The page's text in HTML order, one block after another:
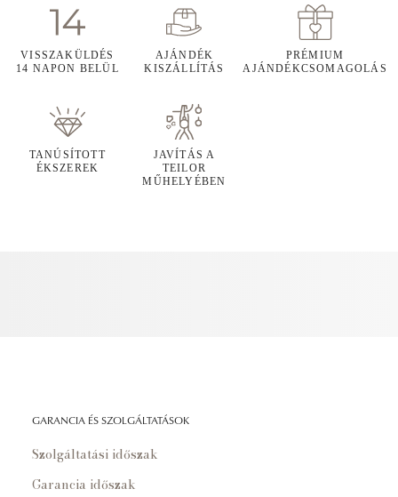
VISSZAKÜLDÉS
14 NAPON BELÜL
AJÁNDÉK
KISZÁLLÍTÁS
PRÉMIUM
AJÁNDÉKCSOMAGOLÁS
TANÚSÍTOTT
ÉKSZEREK
JAVÍTÁS A
TEILOR
MŰHELYÉBEN
GARANCIA ÉS SZOLGÁLTATÁSOK
Szolgáltatási időszak
Garancia időszak